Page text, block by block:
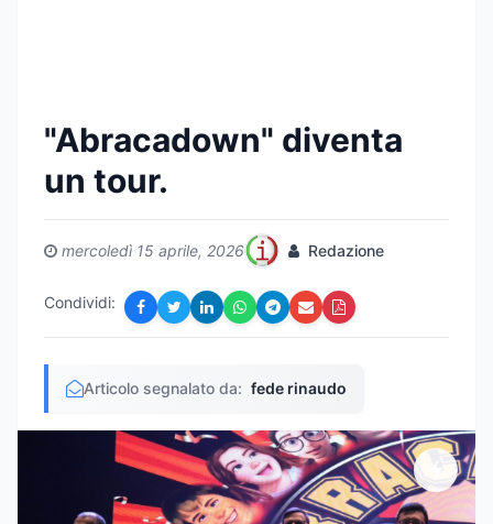
"Abracadown" diventa
un tour.
mercoledì 15 aprile, 2026 Redazione
Condividi:
Articolo segnalato da: fede rinaudo